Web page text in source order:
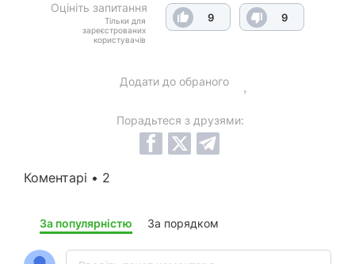
Оцініть запитання
Тільки для
зареєстрованих
користувачів
9 9
Додати до обраного
Порадьтеся з друзями:
Коментарі • 2
За популярністю За порядком